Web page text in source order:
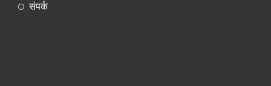
संपर्क